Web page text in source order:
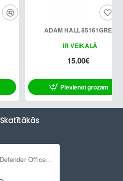
IR VEIKALĀ
ADAM HALL 85161GREY
15.00€
Pievienot grozam
Skatītākās
Adam Hall Defender Office Dzeltens